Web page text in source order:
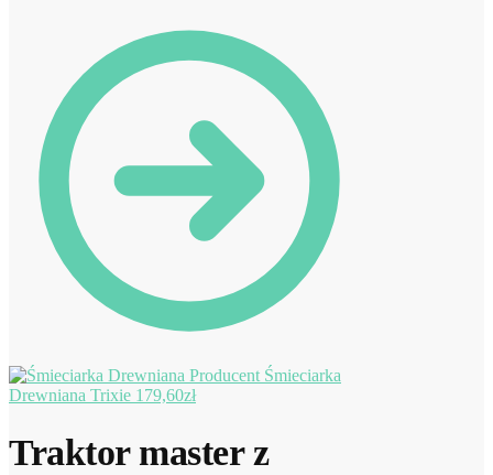
Śmieciarka
Drewniana Trixie 179,60zł
Traktor master z